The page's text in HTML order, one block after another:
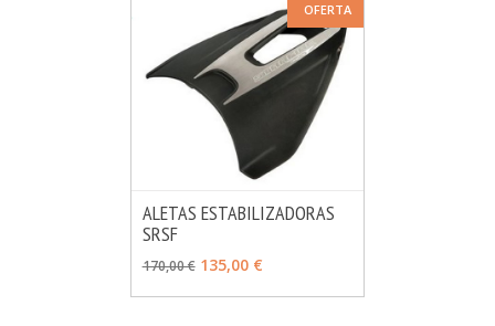
OFERTA
AÑADIR
ALETAS ESTABILIZADORAS
SRSF
170,00 € 135,00 €